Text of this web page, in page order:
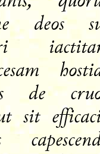
deos
de
sit